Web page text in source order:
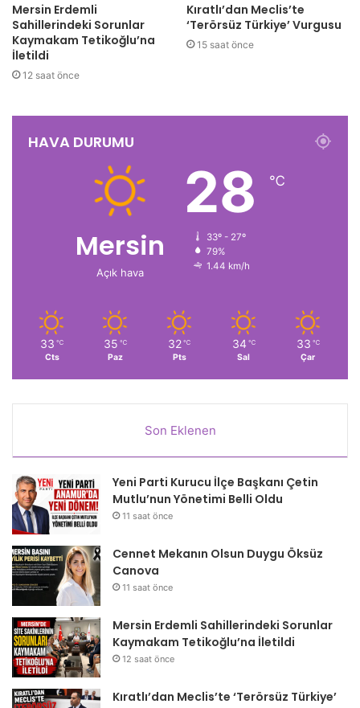
Mersin Erdemli
Sahillerindeki Sorunlar
Kaymakam Tetikoğlu’na
İletildi
12 saat önce
Kıratlı’dan Meclis’te
‘Terörsüz Türkiye’ Vurgusu
15 saat önce
HAVA DURUMU
Mersin
Açık hava
28 ℃
33º - 27º
79%
1.44 km/h
33 ℃
Cts
35 ℃
Paz
32 ℃
Pts
34 ℃
Sal
33 ℃
Çar
Son Eklenen
Yeni Parti Kurucu İlçe Başkanı Çetin
Mutlu’nun Yönetimi Belli Oldu
11 saat önce
Cennet Mekanın Olsun Duygu Öksüz
Canova
11 saat önce
Mersin Erdemli Sahillerindeki Sorunlar
Kaymakam Tetikoğlu’na İletildi
12 saat önce
Kıratlı’dan Meclis’te ‘Terörsüz Türkiye’